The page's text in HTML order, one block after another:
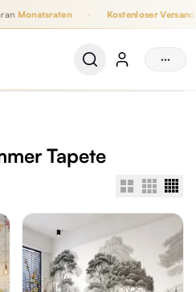
Monatsraten Kostenloser Versand
···
Tapete